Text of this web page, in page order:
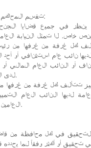
تقسم المحاكم الجزائية العادية إلى:
في جميع قضايا الجنح
خاص. لا تمثل النيابة
كل غرفة من غرفها من
نائب عام استئنافي أو أحد
أو النائب العام المالي أو
لدى النيابة العامة المالية.
تتألف كل غرفة من غرفها
لديها النائب العام
العامين لدى محكمة التمييز.
في كل محافظة من